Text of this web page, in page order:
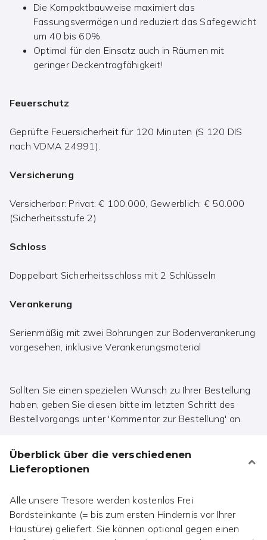
Die Kompaktbauweise maximiert das
Fassungsvermögen und reduziert das Safegewicht
um 40 bis 60%.
Optimal für den Einsatz auch in Räumen mit
geringer Deckentragfähigkeit!
Feuerschutz
Geprüfte Feuersicherheit für 120 Minuten (S 120 DIS
nach VDMA 24991).
Versicherung
Versicherbar: Privat: € 100.000, Gewerblich: € 50.000
(Sicherheitsstufe 2)
Schloss
Doppelbart Sicherheitsschloss mit 2 Schlüsseln
Verankerung
Serienmäßig mit zwei Bohrungen zur Bodenverankerung
vorgesehen, inklusive Verankerungsmaterial
Sollten Sie einen speziellen Wunsch zu Ihrer Bestellung
haben, geben Sie diesen bitte im letzten Schritt des
Bestellvorgangs unter 'Kommentar zur Bestellung' an.
Überblick über die verschiedenen
Lieferoptionen
Alle unsere Tresore werden kostenlos Frei
Bordsteinkante (= bis zum ersten Hindernis vor Ihrer
Haustüre) geliefert. Sie können optional gegen einen